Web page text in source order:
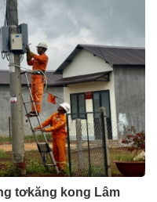
tơkăng kong Lâm